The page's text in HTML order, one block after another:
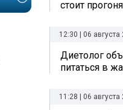
стоит
12:30 | 06 августа
Диетолог
питаться в
11:28 | 06 августа